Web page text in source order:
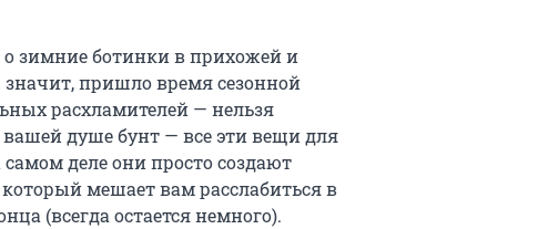
о зимние ботинки в прихожей и
значит, пришло время сезонной
расхламителей — нельзя
вашей душе бунт — все эти вещи для
деле они просто создают
мешает вам расслабиться в
(всегда остается немного).